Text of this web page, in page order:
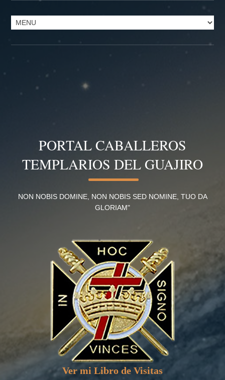
PORTAL CABALLEROS
TEMPLARIOS DEL GUAJIRO
NON NOBIS DOMINE, NON NOBIS SED NOMINE, TUO DA
GLORIAM"
Ver mi Libro de Visitas